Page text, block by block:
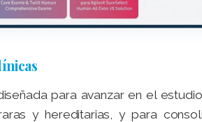
para avanzar en el
y hereditarias, y para